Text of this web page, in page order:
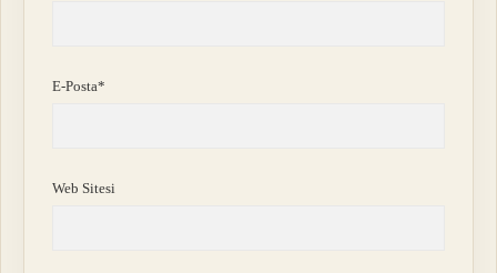
E-Posta*
Web Sitesi